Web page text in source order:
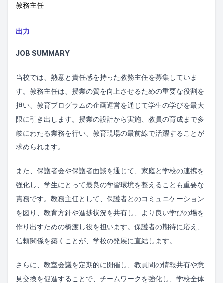
教務主任
出力
JOB SUMMARY
当校では、熱意と責任感を持った教務主任を募集していま
す。教務主任は、授業の質を向上させるための重要な役割を
担い、教育プログラムの企画運営を通じて学生の学びを最大
限に引き出します。授業の設計から実施、教員の育成まで多
岐にわたる業務を行い、教育現場の最前線で活躍することが
求められます。
また、保護者会や保護者面談を通じて、家庭と学校の連携を
強化し、学生にとって最良の学習環境を整えることも重要な
責務です。教務主任として、保護者とのコミュニケーション
を図り、教育方針や進捗状況を共有し、より良い学びの場を
作り出すための橋渡し役を担います。保護者の期待に応え、
信頼関係を築くことが、学校の発展に直結します。
さらに、教室会議を定期的に開催し、教員間の情報共有や意
見交換を促進することで、チームワークを強化し、学校全体